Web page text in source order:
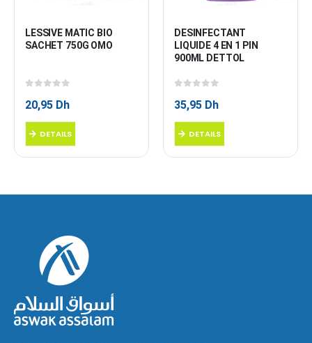
LESSIVE MATIC BIO
SACHET 750G OMO
20,95 Dh
DETAILS
DESINFECTANT
LIQUIDE 4 EN 1 PIN
900ML DETTOL
35,95 Dh
DETAILS